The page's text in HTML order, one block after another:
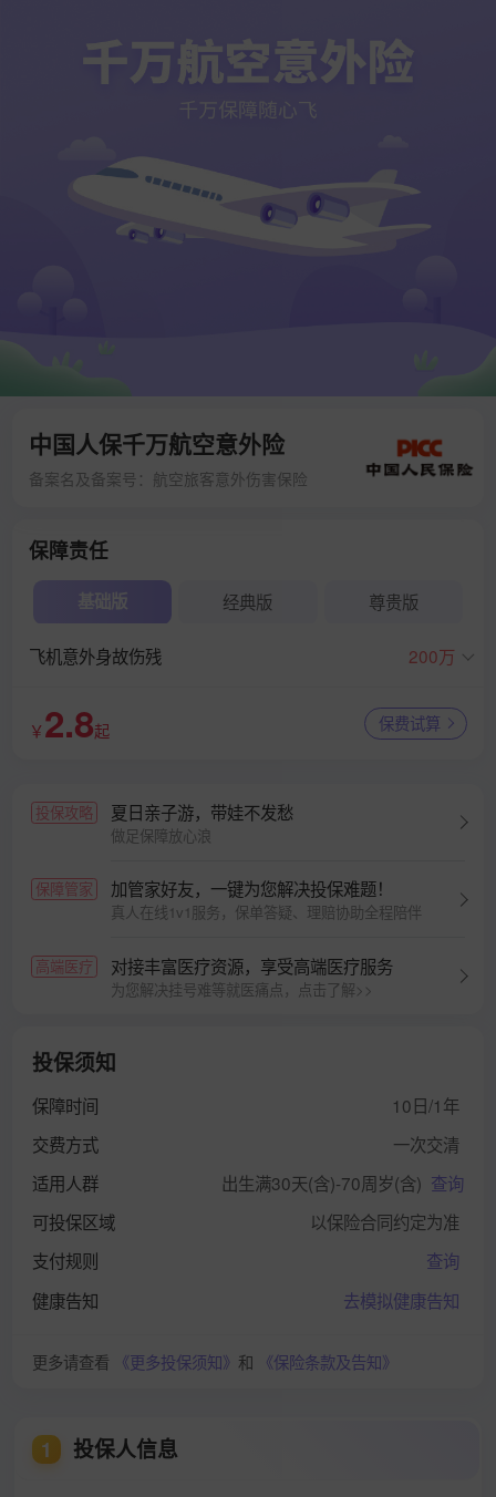
中国人保千万航空意外险
备案名及备案号：航空旅客意外伤害保险
保障责任
基础版 经典版 尊贵版
飞机意外身故伤残 200万
￥ 2.8起 保费试算
投保攻略 夏日亲子游，带娃不发愁
做足保障放心浪
保障管家 加管家好友，一键为您解决投保难题！
真人在线1v1服务，保单答疑、理赔协助全程陪伴
高端医疗 对接丰富医疗资源，享受高端医疗服务
为您解决挂号难等就医痛点，点击了解>>
投保须知
保障时间
10日/1年
交费方式
一次交清
适用人群
出生满30天(含)-70周岁(含) 查询
可投保区域
以保险合同约定为准
支付规则
查询
健康告知
去模拟健康告知
更多请查看 《更多投保须知》 和 《保险条款及告知》
1 投保人信息